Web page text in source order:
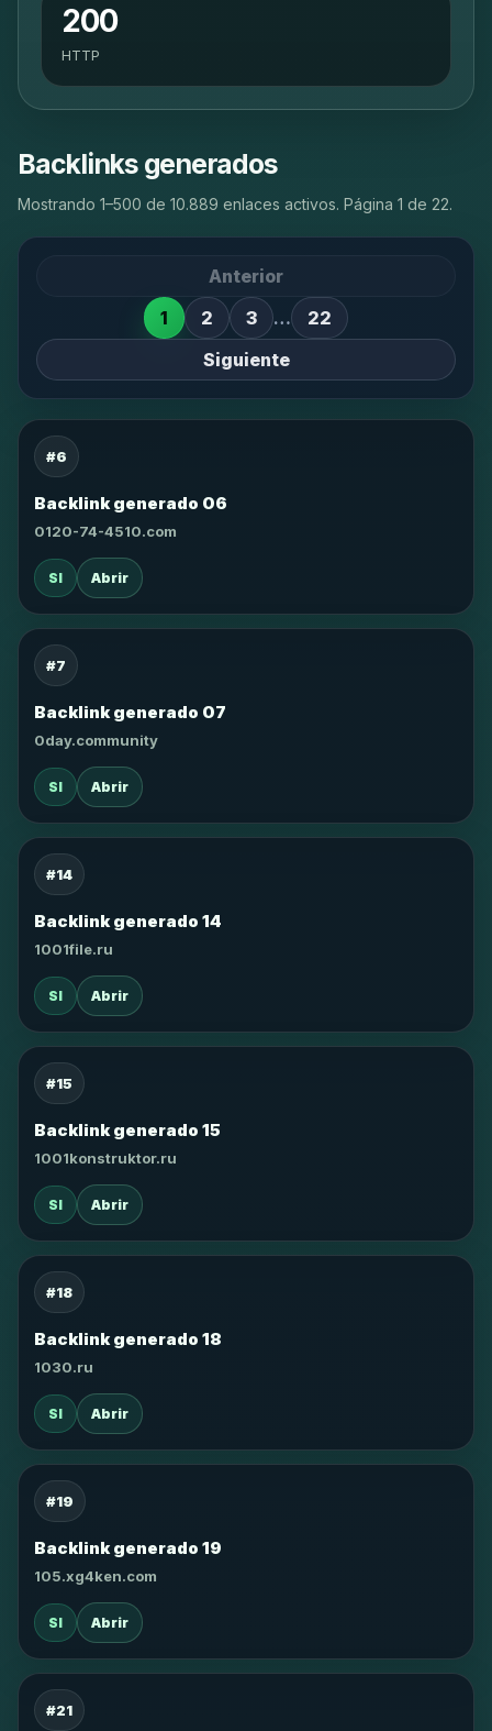
200
HTTP
Backlinks generados
Mostrando 1–500 de 10.889 enlaces activos. Página 1 de 22.
Anterior
1
2 3 …
22
Siguiente
#6
Backlink generado 06
0120-74-4510.com
SI Abrir
#7
Backlink generado 07
0day.community
SI Abrir
#14
Backlink generado 14
1001file.ru
SI Abrir
#15
Backlink generado 15
1001konstruktor.ru
SI Abrir
#18
Backlink generado 18
1030.ru
SI Abrir
#19
Backlink generado 19
105.xg4ken.com
SI Abrir
#21